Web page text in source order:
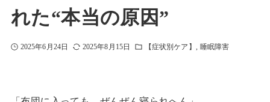
れた“本当の原因”
2025年6月24日 2025年8月15日 【症状別ケア】 睡眠障害